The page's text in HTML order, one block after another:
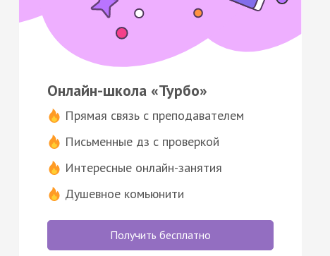
Онлайн-школа «Турбо»
Прямая связь с преподавателем
Письменные дз с проверкой
Интересные онлайн-занятия
Душевное комьюнити
Получить бесплатно